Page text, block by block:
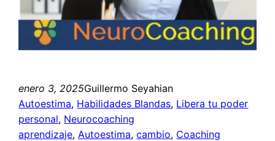
enero 3, 2025Guillermo Seyahian
Autoestima, Habilidades Blandas, Libera tu poder
personal, Neurocoaching
aprendizaje, Autoestima, cambio, Coaching